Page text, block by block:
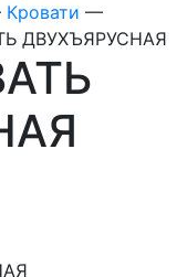
Кровати —
ДВУХЪЯРУСНАЯ